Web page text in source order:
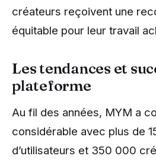
créateurs reçoivent une
équitable pour leur travail
Les tendances et
plateforme
Au fil des années, MYM a
considérable avec plus de
d’utilisateurs et 350 000